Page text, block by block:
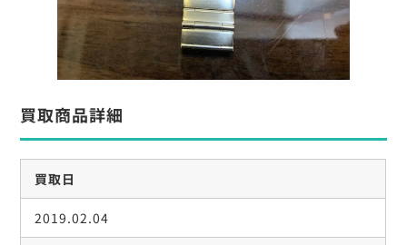
買取商品詳細
買取日
2019.02.04